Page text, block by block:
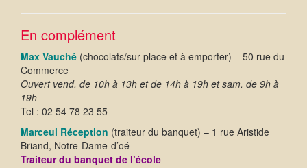
En complément
Max Vauché (chocolats/sur place et à emporter) – 50 rue du
Commerce
Ouvert vend. de 10h à 13h et de 14h à 19h et sam. de 9h à
19h
Tel : 02 54 78 23 55
Marceul Réception (traiteur du banquet) – 1 rue Aristide
Briand, Notre-Dame-d’oé
Traiteur du banquet de l’école